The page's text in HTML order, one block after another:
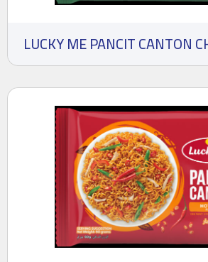
LUCKY ME PANCIT CANTON